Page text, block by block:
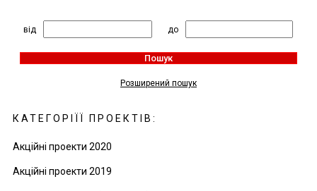
від
до
Пошук
Розширений пошук
КАТЕГОРІЇЇ ПРОЕКТІВ:
Акційні проекти 2020
Акційні проекти 2019